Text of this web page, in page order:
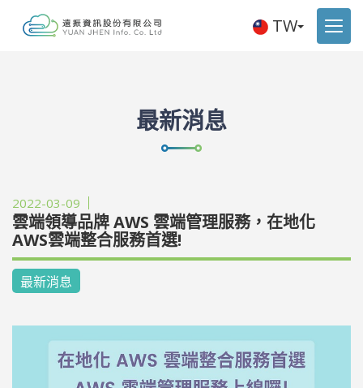
TW
最新消息
2022-03-09
雲端領導品牌 AWS 雲端管理服務，在地化
AWS雲端整合服務首選!
最新消息